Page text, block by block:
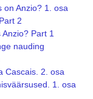
on Anzio? 1. osa
2
Part 1
nauding
Cascais. 2. osa
1. osa